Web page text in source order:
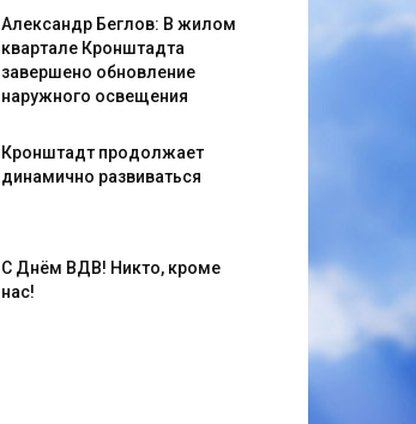
Александр Беглов: В жилом
квартале Кронштадта
завершено обновление
наружного освещения
Кронштадт продолжает
динамично развиваться
С Днём ВДВ! Никто, кроме
нас!